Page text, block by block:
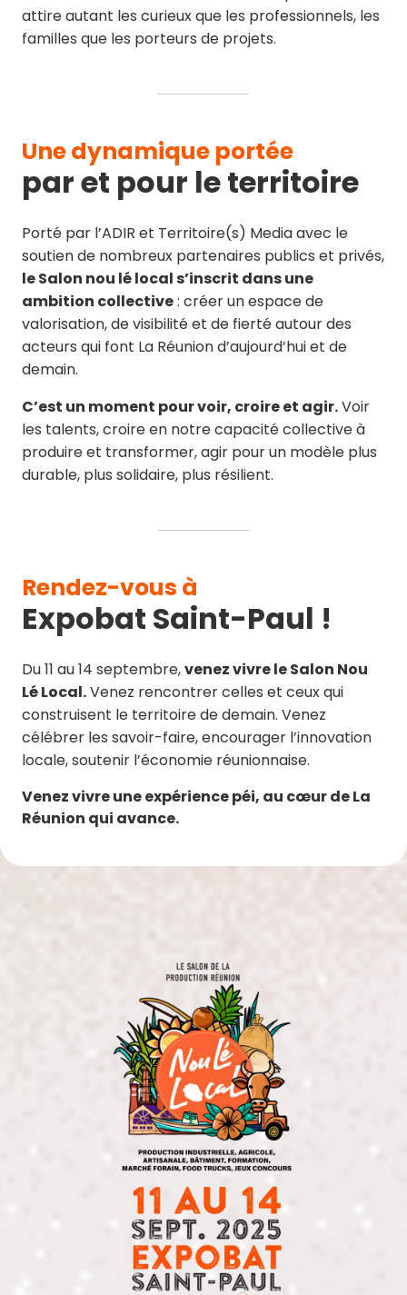
attire autant les curieux que les professionnels, les
familles que les porteurs de projets.
Une dynamique portée
par et pour le territoire
Porté par l’ADIR et Territoire(s) Media avec le
soutien de nombreux partenaires publics et privés,
le Salon nou lé local s’inscrit dans une
ambition collective: créer un espace de
valorisation, de visibilité et de fierté autour des
acteurs qui font La Réunion d’aujourd’hui et de
demain.
C’est un moment pour voir, croire et agir.Voir
les talents, croire en notre capacité collective à
produire et transformer, agir pour un modèle plus
durable, plus solidaire, plus résilient.
Rendez-vous à
Expobat Saint-Paul !
Du 11 au 14 septembre,venez vivre le Salon Nou
Lé Local.Venez rencontrer celles et ceux qui
construisent le territoire de demain. Venez
célébrer les savoir-faire, encourager l’innovation
locale, soutenir l’économie réunionnaise.
Venez vivre une expérience péi, au cœur de La
Réunion qui avance.